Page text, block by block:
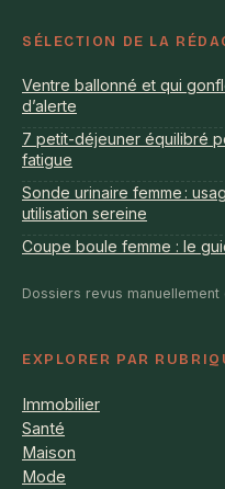
SÉLECTION DE LA
Ventre ballonné et qui
d’alerte
7 petit-déjeuner équilibré
fatigue
Sonde urinaire femme :
utilisation sereine
Coupe boule femme : le
Dossiers revus
EXPLORER PAR
Immobilier
Santé
Maison
Mode